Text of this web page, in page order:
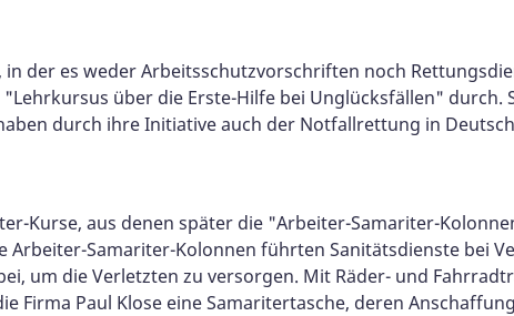
der es weder Arbeitsschutzvorschriften noch
über die Erste-Hilfe bei Unglücksfällen" durch.
durch ihre Initiative auch der Notfallrettung in
Kurse, aus denen später die "Arbeiter-Samariter-
Arbeiter-Samariter-Kolonnen führten Sanitätsdienste bei
um die Verletzten zu versorgen. Mit Räder- und
Firma Paul Klose eine Samaritertasche, deren